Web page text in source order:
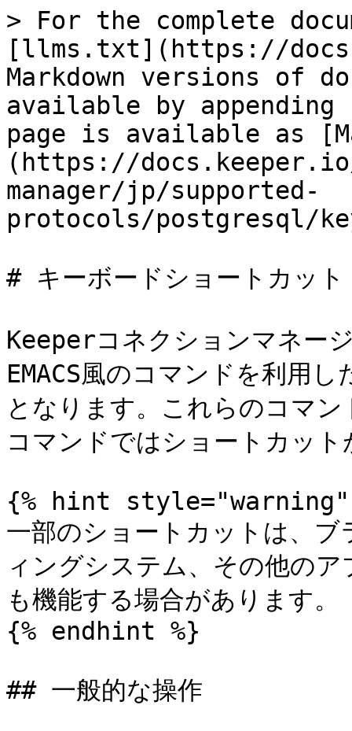
> For the complete
[llms.txt](https://
Markdown versions of
available by
page is available as
(https://
manager/jp/supported-
protocols/postgresql/
# キーボードショートカット
Keeperコネクションマネー
EMACS風のコマンドを利用
となります。これらのコマ
コマンドではショートカッ
{% hint style="warning"
一部のショートカットは、
ィングシステム、その他の
も機能する場合があります。
{% endhint %}
## 一般的な操作